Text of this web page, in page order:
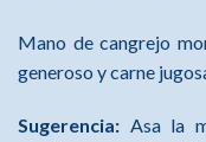
Mano de cangrejo
generoso y carne
Sugerencia: Asa la